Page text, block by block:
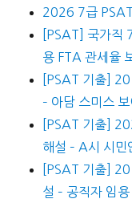
2026 7급 PSAT
[PSAT] 국가직
용 FTA 관세율
[PSAT 기출]
– 아담 스미스
[PSAT 기출]
해설 – A시 시민
[PSAT 기출]
설 – 공직자 임